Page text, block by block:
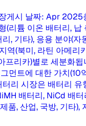
게시 날짜: Apr 2025
(리튬 이온 배터리, 납
, 기타), 응용 분야(자
역(북미, 라틴 아메리
프리카)별로 세분화됩
먼트에 대한 가치(10
터리 시장은 배터리 유
배터리, NiCd 배터
품, 산업, 국방, 기타),